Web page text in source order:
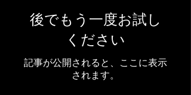
後でもう一度お試し
ください
記事が公開されると、ここに表示
されます。